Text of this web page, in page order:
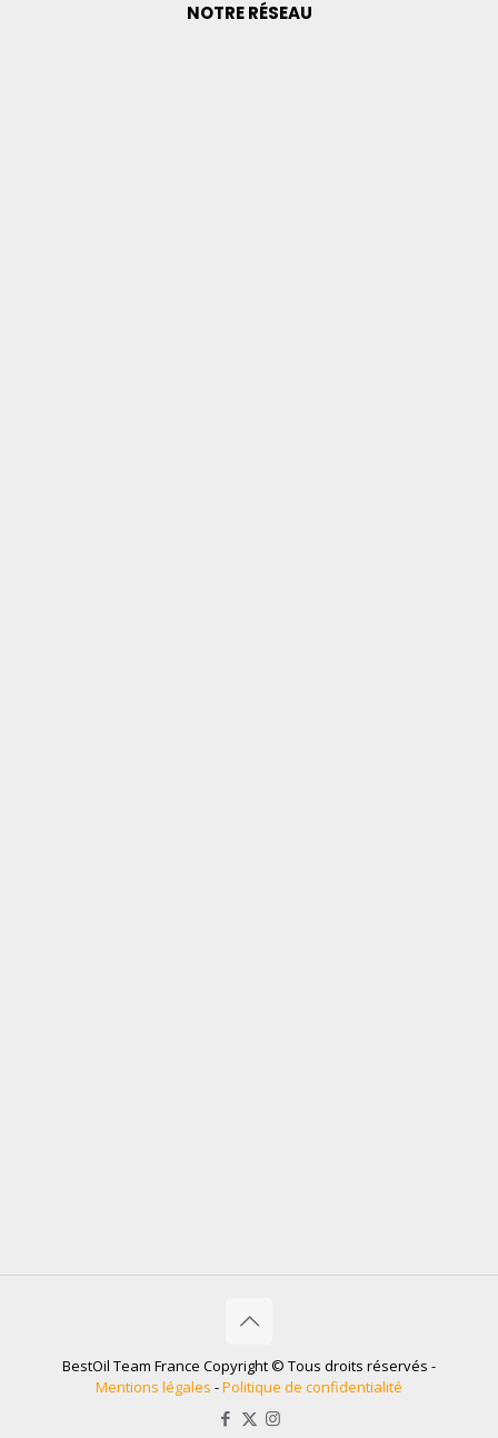
NOTRE RÉSEAU
BestOil Team France Copyright © Tous droits réservés -
Mentions légales -Politique de confidentialité